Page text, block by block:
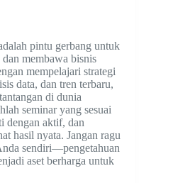
pintu gerbang untuk
membawa bisnis
mempelajari strategi
data, dan tren terbaru,
di dunia
seminar yang sesuai
dengan aktif, dan
hasil nyata. Jangan ragu
sendiri—pengetahuan
aset berharga untuk